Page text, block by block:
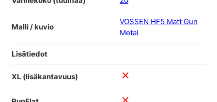
Malli / kuvio
VOSSEN HF5 Matt Gun
Metal
Lisätiedot
XL (lisäkantavuus)